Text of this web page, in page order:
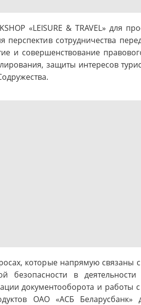
«LEISURE & TRAVEL» для
сотрудничества
и совершенствование
защиты интересов
которые напрямую
в деятельности
документооборота и
ОАО «АСБ Беларусбанк»